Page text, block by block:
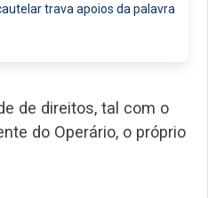
trava apoios da palavra
de direitos, tal com o
do Operário, o próprio